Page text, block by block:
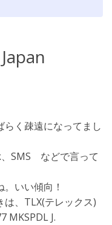
く疎遠になってまし
SMS などで言って
いい傾向！
、TLX(テレックス)
MKSPDL J.